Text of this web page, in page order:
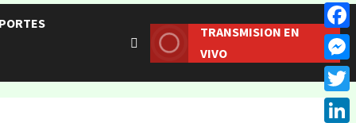
TRANSMISION EN
VIVO